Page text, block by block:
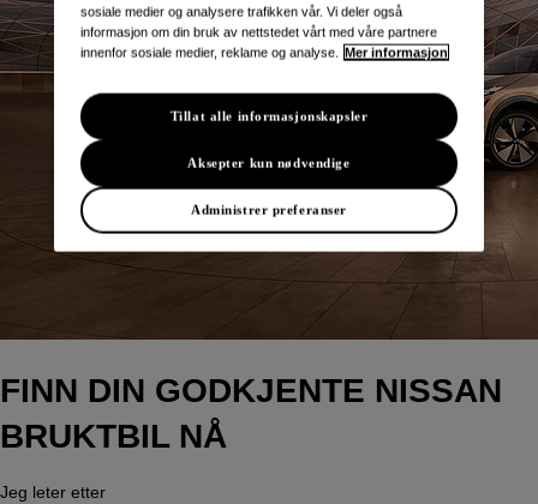
FINN DIN GODKJENTE NISSAN
BRUKTBIL NÅ
Jeg leter etter
sosiale medier og analysere trafikken vår. Vi deler også
informasjon om din bruk av nettstedet vårt med våre partnere
innenfor sosiale medier, reklame og analyse. Mer informasjon
Administrer preferanser
Aksepter kun nødvendige
Tillat alle informasjonskapsler